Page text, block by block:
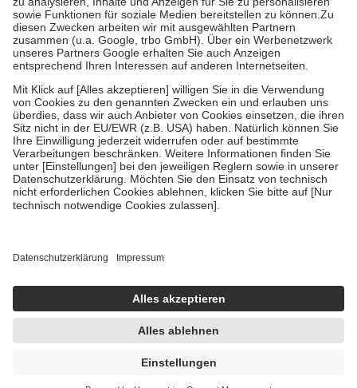
Bei Heilmitteln und häuslicher Krankenpflege beträgt die
Zuzahlung zehn Prozent der Kosten sowie zehn Euro je
Verordnung.
Um das Engagement der Versicherten für ihre eigene Gesundheit zu
stärken und die besondere Stellung der Familie zu unterstützen,
fallenkeine Zuzahlungenan bei:
• Kindern und Jugendlichen bis zum vollendeten 18. Lebensjahr
mit Ausnahme der Fahrkosten
• Untersuchungen zur Vorsorge und Früherkennung, die von der
GKV getragen werden
• empfohlenen Schutzimpfungen
• Harn- und Blutteststreifen
getroffen, um sicherzustellen, dass es sich um echte Bewertungen
https://help.etrusted.com/hc/de/articles/4419944605341
Einige Bilder und Inhalte wurden unter Zuhilfenahme künstlicher